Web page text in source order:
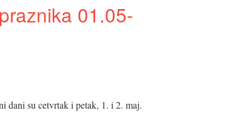
01.05-
dani su cetvrtak i petak, 1. i 2. maj.